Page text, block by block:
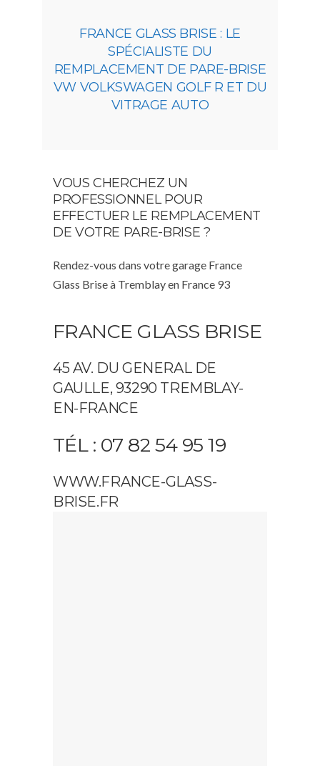
FRANCE GLASS BRISE : LE
SPÉCIALISTE DU
REMPLACEMENT DE PARE-BRISE
VW VOLKSWAGEN GOLF R ET DU
VITRAGE AUTO
VOUS CHERCHEZ UN
PROFESSIONNEL POUR
EFFECTUER LE REMPLACEMENT
DE VOTRE PARE-BRISE ?
Rendez-vous dans votre garage France
Glass Brise à Tremblay en France 93
FRANCE GLASS BRISE
45 AV. DU GENERAL DE
GAULLE, 93290 TREMBLAY-
EN-FRANCE
TÉL : 07 82 54 95 19
WWW.FRANCE-GLASS-
BRISE.FR